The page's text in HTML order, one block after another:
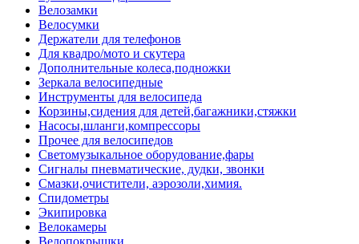
Велозамки
Велосумки
Держатели для телефонов
Для квадро/мото и скутера
Дополнительные колеса,подножки
Зеркала велосипедные
Инструменты для велосипеда
Корзины,сидения для детей,багажники,стяжки
Насосы,шланги,компрессоры
Прочее для велосипедов
Светомузыкальное оборудование,фары
Сигналы пневматические, дудки, звонки
Смазки,очистители, аэрозоли,химия.
Спидометры
Экипировка
Велокамеры
Велопокрышки